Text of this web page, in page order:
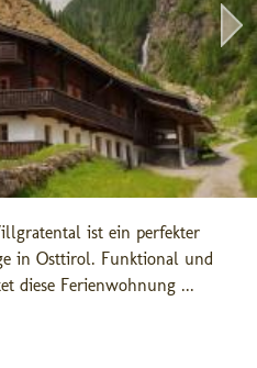
ist ein perfekter
in Osttirol. Funktional und
diese Ferienwohnung ...